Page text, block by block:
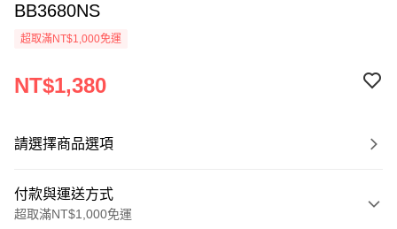
BB3680NS
超取滿NT$1,000免運
NT$1,380
請選擇商品選項
付款與運送方式
超取滿NT$1,000免運